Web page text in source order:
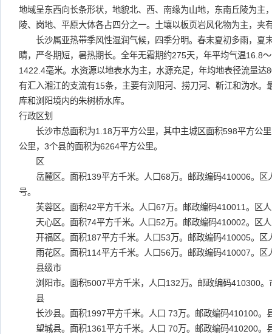
地域呈东西向长条形状，地貌北、西、南缘为山地，东南丘陵为主
陵、岗地、平原大体各占四分之一。土壤以板页岩风化物为主，夹
长沙属亚热带季风性湿润气候，四季分明。春末夏初多雨，夏
睛，严冬期短，暑热期长。全年无霜期约275天，年平均气温16.8
1422.4毫米。水资源以地表水为主，水源充足，年均地表径流量达
有汇入湘江的支流有15条，主要有浏阳河、捞刀河、靳江和沩水。
库和浏阳境内的朱树桥水库。
行政区划
长沙市总面积为1.18万平方公里，其中主城区面积598平方公里
公里，3个县的面积为6264平方公里。
区
岳麓区。面积139平方千米。人口68万。邮政编码410006。区
号。
芙蓉区。面积42平方千米。人口67万。邮政编码410011。区人
天心区。面积74平方千米。人口52万。邮政编码410002。区人
开福区。面积187平方千米。人口53万。邮政编码410005。区
雨花区。面积114平方千米。人口56万。邮政编码410007。区
县级市
浏阳市。面积5007平方千米，人口132万。邮政编码410300。
县
长沙县。面积1997平方千米。人口 73万。邮政编码410100。
望城县。面积1361平方千米。人口 70万。邮政编码410200。